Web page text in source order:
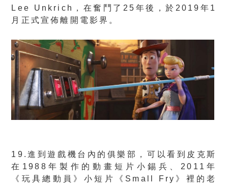
Lee Unkrich，在奮鬥了25年後，於2019年1
月正式宣佈離開電影界。
19.進到遊戲機台內的俱樂部，可以看到皮克斯
在1988年製作的動畫短片小錫兵、2011年
《玩具總動員》小短片《Small Fry》裡的老